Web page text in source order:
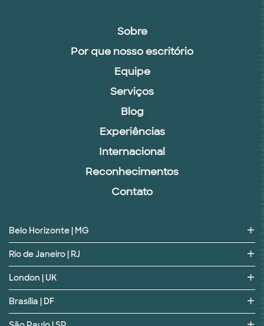
Sobre
Por que nosso escritório
Equipe
Serviços
Blog
Experiências
Internacional
Reconhecimentos
Contato
Belo Horizonte | MG
Rio de Janeiro | RJ
London | UK
Brasília | DF